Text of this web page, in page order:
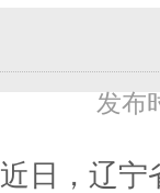
发布
近日，辽宁